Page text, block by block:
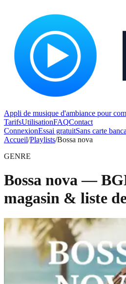
Appli de musique d'ambiance pour
TarifsUtilisationFAQContact
ConnexionEssai gratuitSans carte
Accueil/Playlists/Bossa nova
GENRE
Bossa nova —
magasin & liste